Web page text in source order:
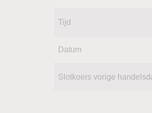
Tijd
Datum
Slotkoers vorige